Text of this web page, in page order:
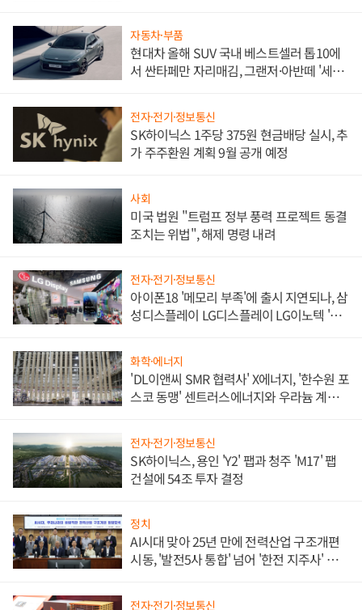
자동차·부품
현대차 올해 SUV 국내 베스트셀러 톱10에
서 싼타페만 자리매김, 그랜저·아반떼 '세단
전자·전기·정보통신
SK하이닉스 1주당 375원 현금배당 실시, 추
가 주주환원 계획 9월 공개 예정
사회
미국 법원 "트럼프 정부 풍력 프로젝트 동결
조치는 위법", 해제 명령 내려
전자·전기·정보통신
아이폰18 '메모리 부족'에 출시 지연되나, 삼
성디스플레이 LG디스플레이 LG이노텍 '탈
화학·에너지
'DL이앤씨 SMR 협력사' X에너지, '한수원 포
스코 동맹' 센트러스에너지와 우라늄 계약
전자·전기·정보통신
SK하이닉스, 용인 'Y2' 팹과 청주 'M17' 팹
건설에 54조 투자 결정
정치
AI시대 맞아 25년 만에 전력산업 구조개편
시동, '발전5사 통합' 넘어 '한전 지주사' 재편
전자·전기·정보통신